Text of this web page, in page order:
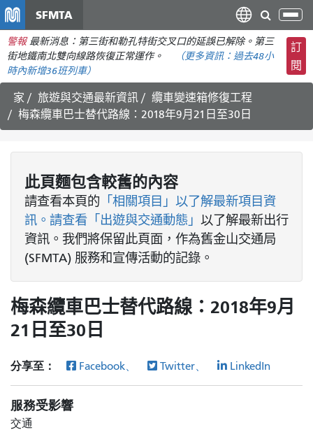
主
要
容
SFMTA
切
換
導
航
警報 最新消息：第三街和勒孔特街交叉口的延誤已解除。第三
街地鐵南北雙向線路恢復正常運作。
（更多資訊： 過去48小
時內新增36班列車）
訂
閱
家 旅遊與交通最新資訊
纜車變速箱修復工程
梅森纜車巴士替代路線：2018年9月21日至30日
此頁麵包含較舊的內容
請查看本頁的 「相關項目」以了解最新項目資
訊。請查看 「出遊與交通動態」 以了解最新出行
資訊。我們將保留此頁面，作為舊金山交通局
(SFMTA) 服務和宣傳活動的記錄。
梅森纜車巴士替代路線：2018年9月
21日至30日
分享至： Facebook、 Twitter、 LinkedIn
服務受影響
交通